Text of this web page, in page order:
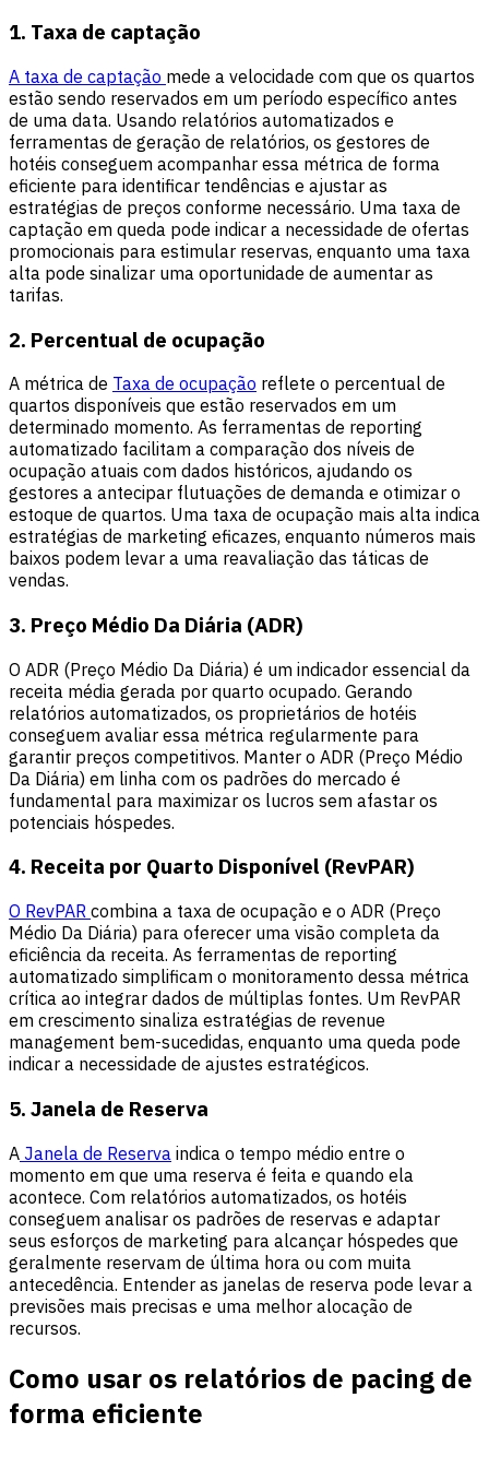
1. Taxa de captação
A taxa de captação mede a velocidade com que os quartos
estão sendo reservados em um período específico antes
de uma data. Usando relatórios automatizados e
ferramentas de geração de relatórios, os gestores de
hotéis conseguem acompanhar essa métrica de forma
eficiente para identificar tendências e ajustar as
estratégias de preços conforme necessário. Uma taxa de
captação em queda pode indicar a necessidade de ofertas
promocionais para estimular reservas, enquanto uma taxa
alta pode sinalizar uma oportunidade de aumentar as
tarifas.
2. Percentual de ocupação
A métrica de Taxa de ocupação reflete o percentual de
quartos disponíveis que estão reservados em um
determinado momento. As ferramentas de reporting
automatizado facilitam a comparação dos níveis de
ocupação atuais com dados históricos, ajudando os
gestores a antecipar flutuações de demanda e otimizar o
estoque de quartos. Uma taxa de ocupação mais alta indica
estratégias de marketing eficazes, enquanto números mais
baixos podem levar a uma reavaliação das táticas de
vendas.
3. Preço Médio Da Diária (ADR)
O ADR (Preço Médio Da Diária) é um indicador essencial da
receita média gerada por quarto ocupado. Gerando
relatórios automatizados, os proprietários de hotéis
conseguem avaliar essa métrica regularmente para
garantir preços competitivos. Manter o ADR (Preço Médio
Da Diária) em linha com os padrões do mercado é
fundamental para maximizar os lucros sem afastar os
potenciais hóspedes.
4. Receita por Quarto Disponível (RevPAR)
O RevPAR combina a taxa de ocupação e o ADR (Preço
Médio Da Diária) para oferecer uma visão completa da
eficiência da receita. As ferramentas de reporting
automatizado simplificam o monitoramento dessa métrica
crítica ao integrar dados de múltiplas fontes. Um RevPAR
em crescimento sinaliza estratégias de revenue
management bem-sucedidas, enquanto uma queda pode
indicar a necessidade de ajustes estratégicos.
5. Janela de Reserva
A Janela de Reserva indica o tempo médio entre o
momento em que uma reserva é feita e quando ela
acontece. Com relatórios automatizados, os hotéis
conseguem analisar os padrões de reservas e adaptar
seus esforços de marketing para alcançar hóspedes que
geralmente reservam de última hora ou com muita
antecedência. Entender as janelas de reserva pode levar a
previsões mais precisas e uma melhor alocação de
recursos.
Como usar os relatórios de pacing de
forma eficiente